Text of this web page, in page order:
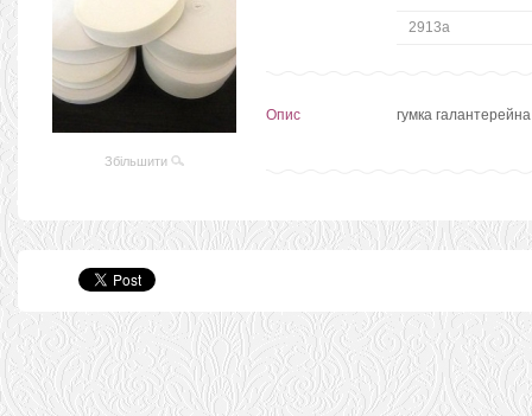
Збільшити
2913а
Опис гумка